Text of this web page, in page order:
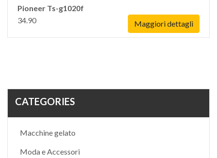
CATEGORIES
Macchine gelato
Moda e Accessori
Pioneer Ts-g1020f
34.90
Maggiori dettagli